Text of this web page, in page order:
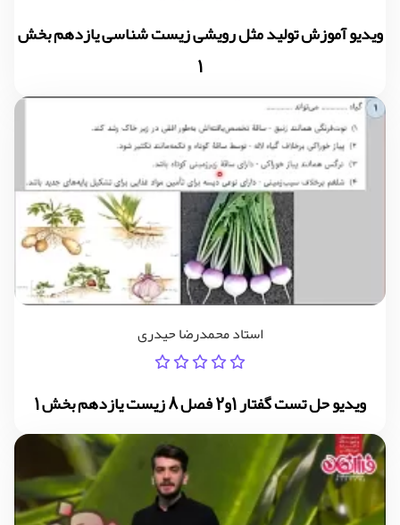
ویدیو آموزش تولید مثل رویشی زیست شناسی یازدهم بخش
1
استاد محمدرضا حیدری
ویدیو حل تست گفتار 1و2 فصل 8 زیست یازدهم بخش 1